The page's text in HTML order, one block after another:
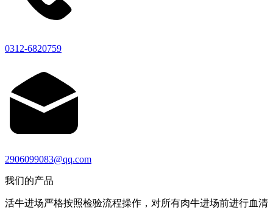
0312-6820759
2906099083@qq.com
我们的产品
活牛进场严格按照检验流程操作，对所有肉牛进场前进行血清